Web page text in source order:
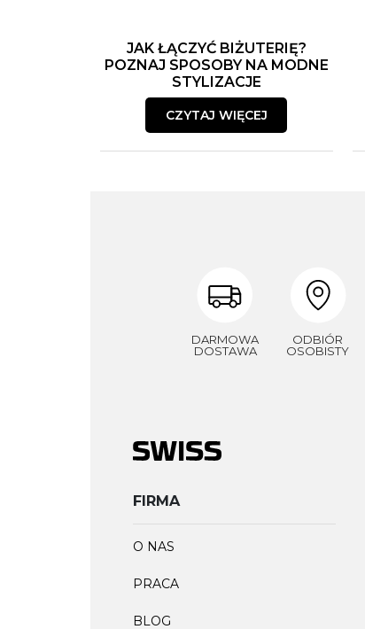
JAK ŁĄCZYĆ BIŻUTERIĘ?
POZNAJ SPOSOBY NA MODNE
STYLIZACJE
CZYTAJ WIĘCEJ
DARMOWA
DOSTAWA
ODBIÓR
OSOBISTY
FIRMA
O NAS
PRACA
BLOG